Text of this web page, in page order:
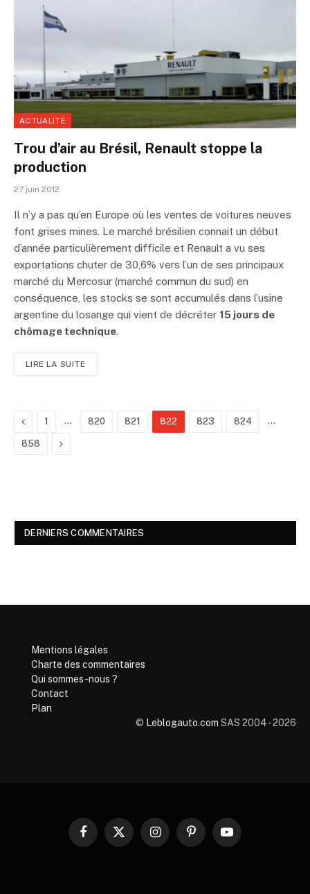
ACTUALITÉ
Trou d’air au Brésil, Renault stoppe la
production
27 juin 2012
Il n’y a pas qu’en Europe où les ventes de voitures neuves
font grises mines. Le marché brésilien connait un début
d’année particulièrement difficile et Renault a vu ses
exportations chuter de 30,6% vers l’un de ses principaux
marché du Mercosur (marché commun du sud) en
conséquence, les stocks se sont accumulés dans l’usine
argentine du losange qui vient de décréter 15 jours de
chômage technique.
LIRE LA SUITE
Previous
1 … 820 821 822 823 824 …
858 Next
DERNIERS COMMENTAIRES
Mentions légales
Charte des commentaires
Qui sommes-nous ?
Contact
Plan
© Leblogauto.com SAS 2004 - 2026
Facebook
X
InstagramPinterestYouTube